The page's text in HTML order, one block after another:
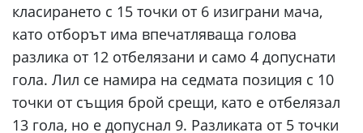
класирането с 15 точки от 6 изиграни мача,
като отборът има впечатляваща голова
разлика от 12 отбелязани и само 4 допуснати
гола. Лил се намира на седмата позиция с 10
точки от същия брой срещи, като е отбелязал
13 гола, но е допуснал 9. Разликата от 5 точки